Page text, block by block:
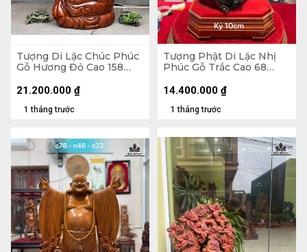
Tượng Di Lặc Chúc Phúc
Gỗ Hương Đỏ Cao 158
1 tháng trước
21.200.000 ₫
Tượng Phật Di Lặc Nhị
Phúc Gỗ Trắc Cao 68
1 tháng trước
14.400.000 ₫